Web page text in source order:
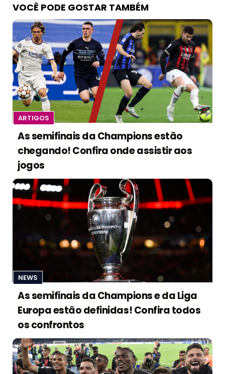
VOCÊ PODE GOSTAR TAMBÉM
ARTIGOS
As semifinais da Champions estão
chegando! Confira onde assistir aos
jogos
NEWS
As semifinais da Champions e da Liga
Europa estão definidas! Confira todos
os confrontos